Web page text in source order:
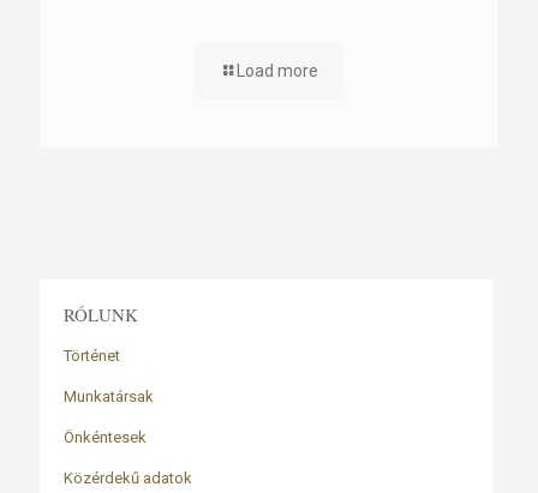
Load more
RÓLUNK
Történet
Munkatársak
Önkéntesek
Közérdekű adatok